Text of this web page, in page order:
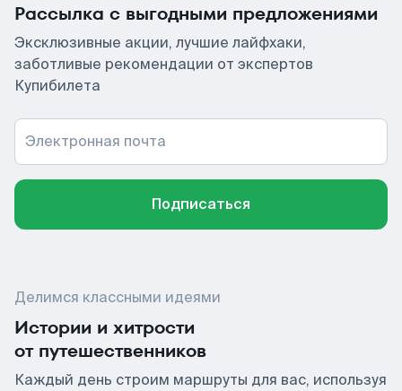
Рассылка с выгодными предложениями
Эксклюзивные акции, лучшие лайфхаки,
заботливые рекомендации от экспертов
Купибилета
Электронная почта
Подписаться
Делимся классными идеями
Истории и хитрости
от путешественников
Каждый день строим маршруты для вас, используя